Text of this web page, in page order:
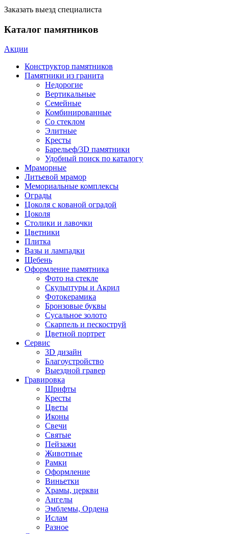
Заказать выезд специалиста
Каталог памятников
Акции
Конструктор памятников
Памятники из гранита
Недорогие
Вертикальные
Семейные
Комбинированные
Со стеклом
Элитные
Кресты
Барельеф/3D памятники
Удобный поиск по каталогу
Мраморные
Литьевой мрамор
Мемориальные комплексы
Ограды
Цоколя с кованой оградой
Цоколя
Столики и лавочки
Цветники
Плитка
Вазы и лампадки
Щебень
Оформление памятника
Фото на стекле
Скульптуры и Акрил
Фотокерамика
Бронзовые буквы
Сусальное золото
Скарпель и пескоструй
Цветной портрет
Сервис
3D дизайн
Благоустройство
Выездной гравер
Гравировка
Шрифты
Кресты
Цветы
Иконы
Свечи
Святые
Пейзажи
Животные
Рамки
Оформление
Виньетки
Храмы, церкви
Ангелы
Эмблемы, Ордена
Ислам
Разное